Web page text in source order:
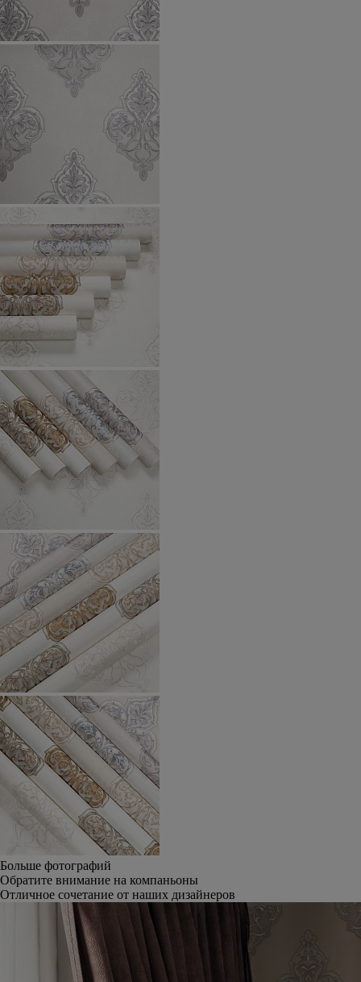
Больше фотографий
Обратите внимание на компаньоны
Отличное сочетание от наших дизайнеров